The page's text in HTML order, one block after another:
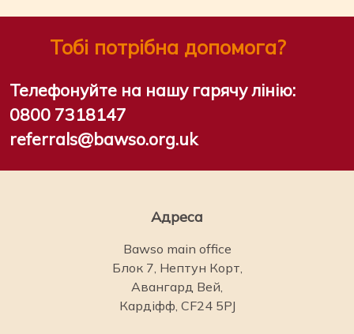
Тобі потрібна допомога?
Телефонуйте на нашу гарячу лінію:
0800 7318147
referrals@bawso.org.uk
Адреса
Bawso main office
Блок 7, Нептун Корт,
Авангард Вей,
Кардіфф, CF24 5PJ